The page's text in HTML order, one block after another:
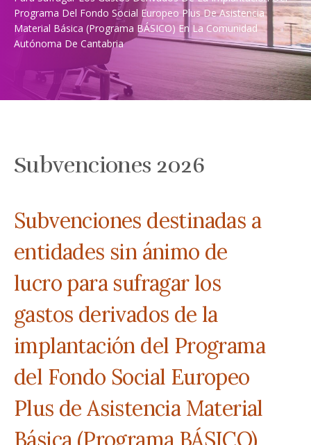
Programa Del Fondo Social Europeo Plus De Asistencia
Material Básica (Programa BÁSICO) En La Comunidad
Autónoma De Cantabria
Subvenciones 2026
Subvenciones destinadas a
entidades sin ánimo de
lucro para sufragar los
gastos derivados de la
implantación del Programa
del Fondo Social Europeo
Plus de Asistencia Material
Básica (Programa BÁSICO)